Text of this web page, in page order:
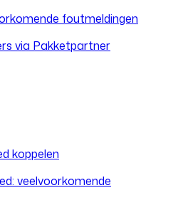
foutmeldingen
via Pakketpartner
koppelen
veelvoorkomende